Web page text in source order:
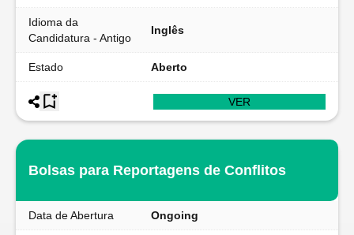
Idioma da
Candidatura - Antigo
Inglês
Estado Aberto
VER
Bolsas para Reportagens de Conflitos
Data de Abertura Ongoing